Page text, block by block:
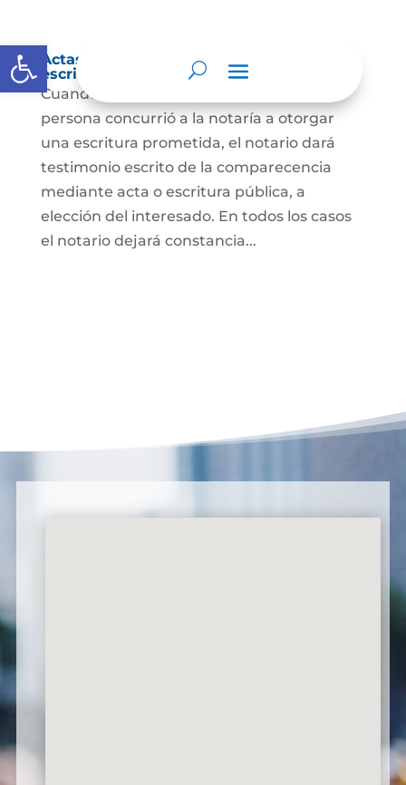
Abrir barra de herramientas
Actas de comparecencia para otorgar
escritura pública
Cuando se trate de comprobar que una
persona concurrió a la notaría a otorgar
una escritura prometida, el notario dará
testimonio escrito de la comparecencia
mediante acta o escritura pública, a
elección del interesado. En todos los casos
el notario dejará constancia...